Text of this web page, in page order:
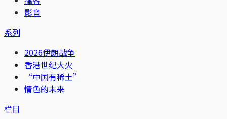
影音
系列
2026伊朗战争
香港世纪大火
“中国有稀土”
情色的未来
栏目